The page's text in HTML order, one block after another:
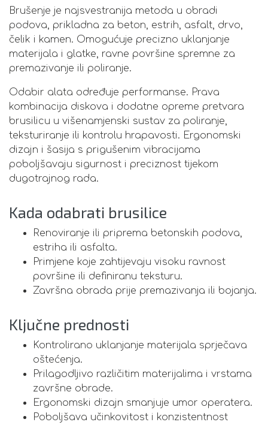
Brušenje je najsvestranija metoda u obradi
podova, prikladna za beton, estrih, asfalt, drvo,
čelik i kamen. Omogućuje precizno uklanjanje
materijala i glatke, ravne površine spremne za
premazivanje ili poliranje.
Odabir alata određuje performanse. Prava
kombinacija diskova i dodatne opreme pretvara
brusilicu u višenamjenski sustav za poliranje,
teksturiranje ili kontrolu hrapavosti. Ergonomski
dizajn i šasija s prigušenim vibracijama
poboljšavaju sigurnost i preciznost tijekom
dugotrajnog rada.
Kada odabrati brusilice
Renoviranje ili priprema betonskih podova,
estriha ili asfalta.
Primjene koje zahtijevaju visoku ravnost
površine ili definiranu teksturu.
Završna obrada prije premazivanja ili bojanja.
Ključne prednosti
Kontrolirano uklanjanje materijala sprječava
oštećenja.
Prilagodljivo različitim materijalima i vrstama
završne obrade.
Ergonomski dizajn smanjuje umor operatera.
Poboljšava učinkovitost i konzistentnost